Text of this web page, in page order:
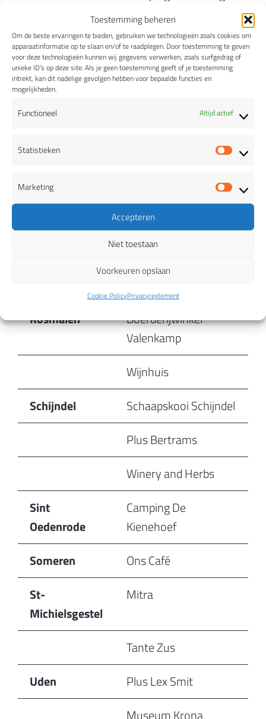
Toestemming beheren
Om de beste ervaringen te bieden, gebruiken we technologieën zoals cookies om
apparaatinformatie op te slaan en/of te raadplegen. Door toestemming te geven
voor deze technologieën kunnen wij gegevens verwerken, zoals surfgedrag of
unieke ID’s op deze site. Als je geen toestemming geeft of je toestemming
intrekt, kan dit nadelige gevolgen hebben voor bepaalde functies en
mogelijkheden.
Functioneel Altijd actief
Statistieken
Marketing
Accepteren
Niet toestaan
Voorkeuren opslaan
Cookie PolicyPrivacyreglement
Loosbroek
Bus Whiskey / De
Heische Hoeve
Middelharnis
Slijterij Brouwhoeve
Mill
Kasteel Aldendriel
Nederhemert
Nistelrode
De Nistel
Jumbo
Rosmalen
Boerderijwinkel
Valenkamp
Wijnhuis
Schijndel
Schaapskooi Schijndel
Plus Bertrams
Winery and Herbs
Sint
Oedenrode
Camping De
Kienehoef
Someren
Ons Café
St-
Michielsgestel
Mitra
Tante Zus
Uden
Plus Lex Smit
Museum Krona